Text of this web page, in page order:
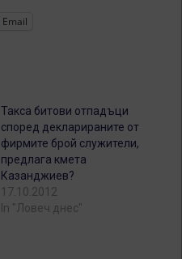
Email
Такса битови отпадъци
според декларираните от
фирмите брой служители,
предлага кмета
Казанджиев?
17.10.2012
In "Ловеч днес"